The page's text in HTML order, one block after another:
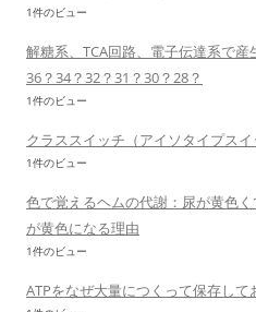
1件のビュー
解糖系、TCA回路、電子伝達系で産
36？34？32？31？30？28？
1件のビュー
クラススイッチ（アイソタイプス
1件のビュー
色で覚えるヘムの代謝：尿が黄色
が黄色になる理由
1件のビュー
ATPをなぜ大量につくって保存して